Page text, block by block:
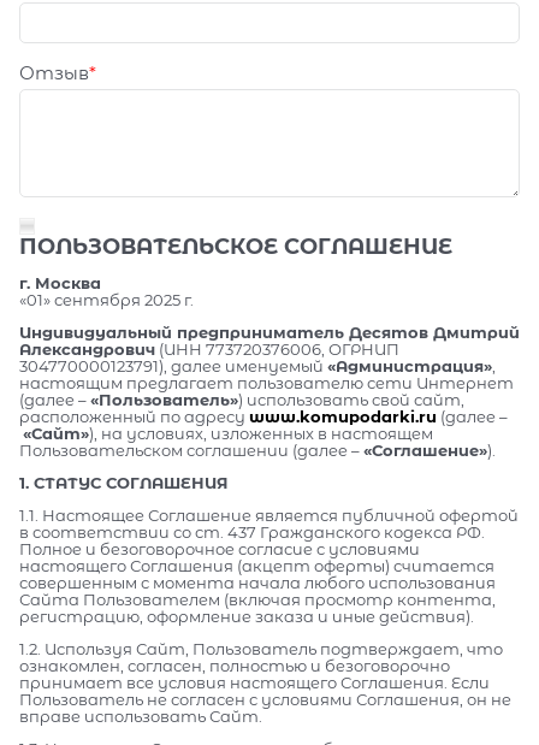
Отзыв
ПОЛЬЗОВАТЕЛЬСКОЕ СОГЛАШЕНИЕ
г. Москва
«01» сентября 2025 г.
Индивидуальный предприниматель Десятов Дмитрий
Александрович (ИНН 773720376006, ОГРНИП
304770000123791), далее именуемый «Администрация»
настоящим предлагает пользователю сети Интернет
(далее –«Пользователь») использовать свой сайт,
расположенный по адресу www.komupodarki.ru (далее –
«Сайт»), на условиях, изложенных в настоящем
Пользовательском соглашении (далее –«Соглашение»).
1. СТАТУС СОГЛАШЕНИЯ
1.1. Настоящее Соглашение является публичной офертой
в соответствии со ст. 437 Гражданского кодекса РФ.
Полное и безоговорочное согласие с условиями
настоящего Соглашения (акцепт оферты) считается
совершенным с момента начала любого использования
Сайта Пользователем (включая просмотр контента,
регистрацию, оформление заказа и иные действия).
1.2. Используя Сайт, Пользователь подтверждает, что
ознакомлен, согласен, полностью и безоговорочно
принимает все условия настоящего Соглашения. Если
Пользователь не согласен с условиями Соглашения, он не
вправе использовать Сайт.